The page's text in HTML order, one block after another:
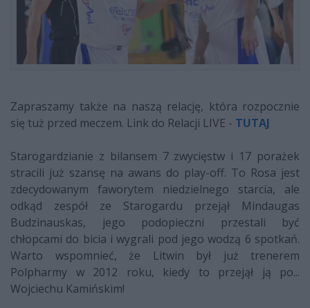
Zapraszamy także na naszą relację, która rozpocznie
się tuż przed meczem. Link do Relacji LIVE - TUTAJ
Starogardzianie z bilansem 7 zwycięstw i 17 porażek
stracili już szansę na awans do play-off. To Rosa jest
zdecydowanym faworytem niedzielnego starcia, ale
odkąd zespół ze Starogardu przejął Mindaugas
Budzinauskas, jego podopieczni przestali być
chłopcami do bicia i wygrali pod jego wodzą 6 spotkań.
Warto wspomnieć, że Litwin był już trenerem
Polpharmy w 2012 roku, kiedy to przejął ją po...
Wojciechu Kamińskim!